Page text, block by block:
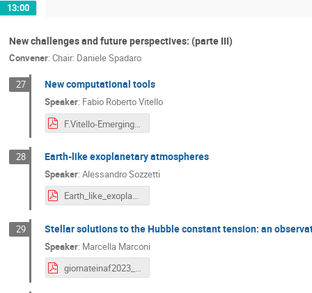
13:00
New challenges and future perspectives: (parte III)
Convener: Chair: Daniele Spadaro
27 New computational tools
Speaker: Fabio Roberto Vitello
F.Vitello-Emerging Computational Tools.pdf
28 Earth-like exoplanetary atmospheres
Speaker:Alessandro Sozzetti
Earth_like_exoplanets_atmospheres_SOZZETTI.pdf
29 Stellar solutions to the Hubble constant tension: an
Speaker: Marcella Marconi
giornateinaf2023_marconi_3.pdf